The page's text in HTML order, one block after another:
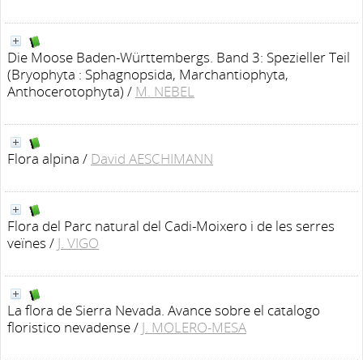
Die Moose Baden-Württembergs. Band 3: Spezieller Teil
(Bryophyta : Sphagnopsida, Marchantiophyta,
Anthocerotophyta) / M. NEBEL
Flora alpina / David AESCHIMANN
Flora del Parc natural del Cadi-Moixero i de les serres
veïnes / J. VIGO
La flora de Sierra Nevada. Avance sobre el catalogo
floristico nevadense/ J. MOLERO-MESA